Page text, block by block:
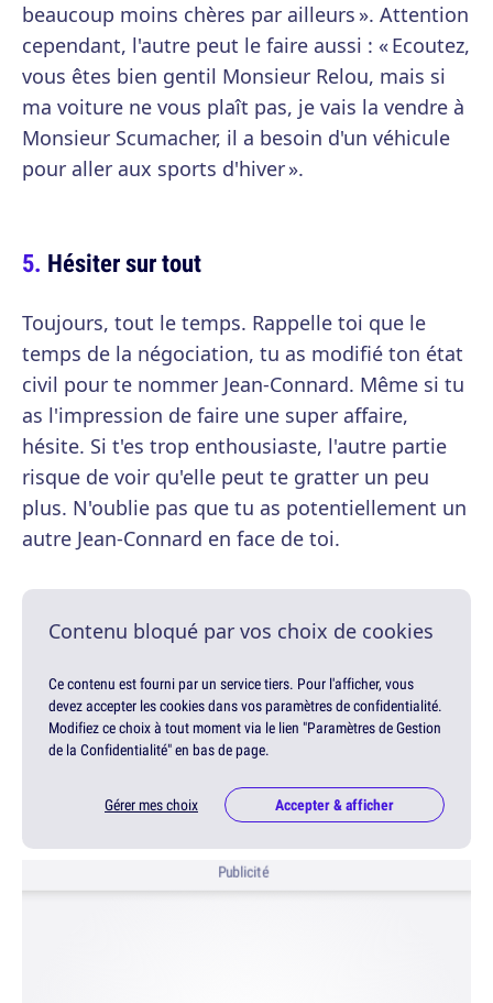
beaucoup moins chères par ailleurs ». Attention
cependant, l'autre peut le faire aussi : « Ecoutez,
vous êtes bien gentil Monsieur Relou, mais si
ma voiture ne vous plaît pas, je vais la vendre à
Monsieur Scumacher, il a besoin d'un véhicule
pour aller aux sports d'hiver ».
Hésiter sur tout
Toujours, tout le temps. Rappelle toi que le
temps de la négociation, tu as modifié ton état
civil pour te nommer Jean-Connard. Même si tu
as l'impression de faire une super affaire,
hésite. Si t'es trop enthousiaste, l'autre partie
risque de voir qu'elle peut te gratter un peu
plus. N'oublie pas que tu as potentiellement un
autre Jean-Connard en face de toi.
Contenu bloqué par vos choix de cookies
Ce contenu est fourni par un service tiers. Pour l'afficher, vous
devez accepter les cookies dans vos paramètres de confidentialité.
Modifiez ce choix à tout moment via le lien "Paramètres de Gestion
de la Confidentialité" en bas de page.
Gérer mes choix Accepter & afficher
Publicité